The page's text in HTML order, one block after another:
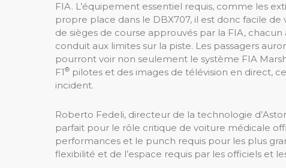
FIA. L’équipement essentiel requis, comme les
propre place dans le DBX707, il est donc facile
de sièges de course approuvés par la FIA,
conduit aux limites sur la piste. Les passagers
pourront voir non seulement le système FIA
F1® pilotes et des images de télévision en direct,
incident.
Roberto Fedeli, directeur de la technologie
parfait pour le rôle critique de voiture médicale
performances et le punch requis pour les plus
flexibilité et de l’espace requis par les officiels et